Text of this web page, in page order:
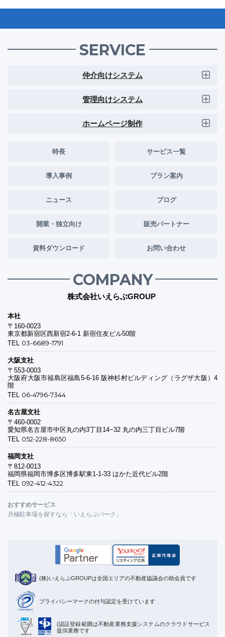
SERVICE
仲介向けシステム
管理向けシステム
ホームページ制作
特長 サービス一覧
導入事例 プラン案内
ニュース ブログ
開業・独立向け 販売パートナー
資料ダウンロード お問い合わせ
COMPANY
株式会社いえらぶGROUP
本社
〒160-0023
東京都新宿区西新宿2-6-1 新宿住友ビル50階
TEL 03-6689-1791
大阪支社
〒553-0003
大阪府大阪市福島区福島5-6-16 阪神杉村ビルディング（ラグザ大阪）4
階
TEL 06-4796-7344
名古屋支社
〒460-0002
愛知県名古屋市中区丸の内3丁目14−32 丸の内三丁目ビル7階
TEL 052-228-8650
福岡支社
〒812-0013
福岡県福岡市博多区博多駅東1-1-33 はかた近代ビル2階
TEL 092-412-4322
おすすめサービス
月極駐車場を探すなら「いえらぶパーク」
(株)いえらぶGROUPは全国エリアの不動産協議会の助会員です
プライバシーマークの付与認定を受けています
(認証登録範囲は不動産業務支援システムのクラウドサービス
提供業務です